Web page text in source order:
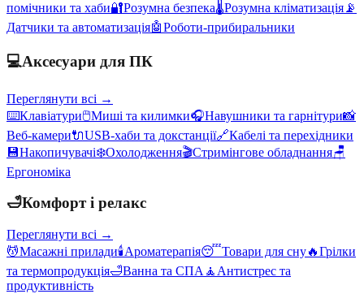
помічники та хаби🔐Розумна безпека🌡️Розумна кліматизація 📡
Датчики та автоматизація🤖Роботи-прибиральники
💻Аксесуари для ПК
Переглянути всі →
⌨️Клавіатури🖱️Миші та килимки🎧Навушники та гарнітури📸
Веб-камери🔌USB-хаби та докстанції🔗Кабелі та перехідники
💾Накопичувачі❄️Охолодження🎬Стримінгове обладнання🪑
Ергономіка
🛁Комфорт і релакс
Переглянути всі →
💆Масажні прилади🕯️Ароматерапія😴Товари для сну🔥Грілки
та термопродукція🛁Ванна та СПА 🧘 Антистрес та
продуктивність